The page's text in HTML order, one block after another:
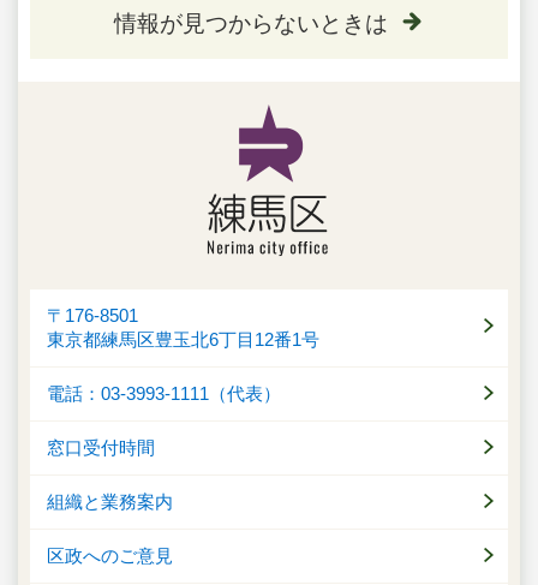
情報が見つからないときは
〒176-8501
東京都練馬区豊玉北6丁目12番1号
電話：03-3993-1111（代表）
窓口受付時間
組織と業務案内
区政へのご意見